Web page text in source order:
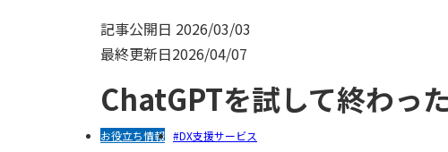
記事公開日 2026/03/03
最終更新日2026/04/07
ChatGPTを試して終わっ
お役立ち情報 DX支援サービス